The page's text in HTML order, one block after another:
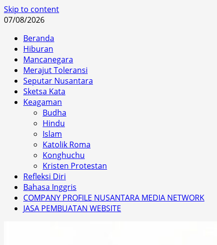
Skip to content
07/08/2026
Beranda
Hiburan
Mancanegara
Merajut Toleransi
Seputar Nusantara
Sketsa Kata
Keagaman
Budha
Hindu
Islam
Katolik Roma
Konghuchu
Kristen Protestan
Refleksi Diri
Bahasa Inggris
COMPANY PROFILE NUSANTARA MEDIA NETWORK
JASA PEMBUATAN WEBSITE